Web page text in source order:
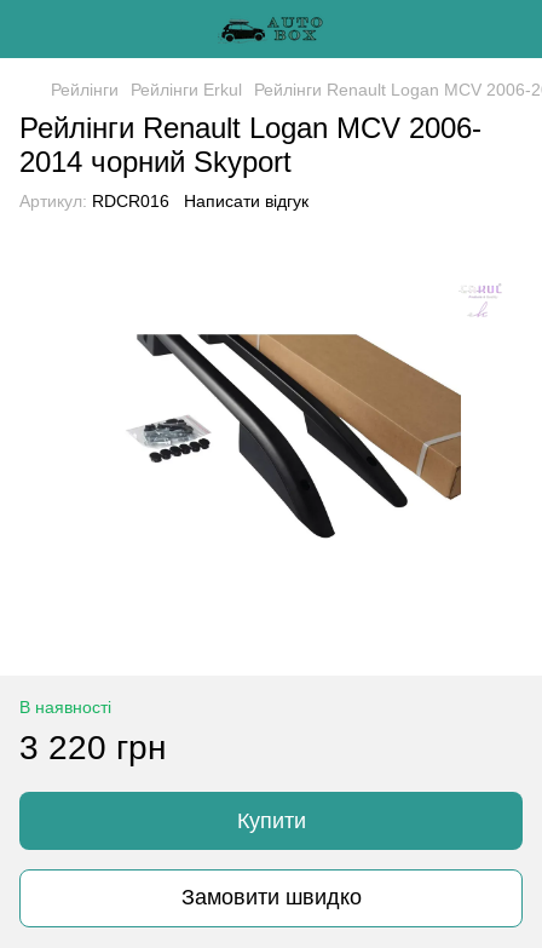
Рейлінги Рейлінги Erkul Рейлінги Renault Logan MCV 2006-
Рейлінги Renault Logan MCV 2006-
2014 чорний Skyport
Артикул: RDCR016 Написати відгук
В наявності
3 220 грн
Купити
Замовити швидко